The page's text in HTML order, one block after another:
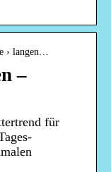
› langen…
–
für